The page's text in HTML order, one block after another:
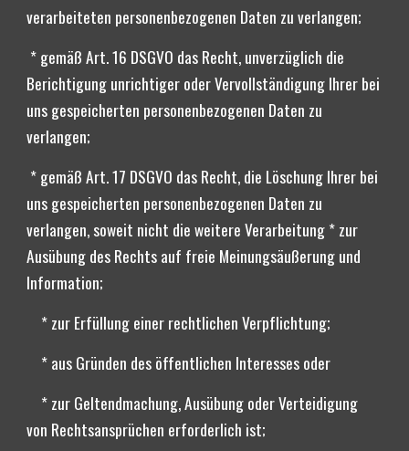
verarbeiteten personenbezogenen Daten zu verlangen;
Berichtigung unrichtiger oder Vervollständigung Ihrer bei
uns gespeicherten personenbezogenen Daten zu
verlangen;
uns gespeicherten personenbezogenen Daten zu
verlangen, soweit nicht die weitere Verarbeitung * zur
Ausübung des Rechts auf freie Meinungsäußerung und
Information;
    * zur Erfüllung einer rechtlichen Verpflichtung;
    * aus Gründen des öffentlichen Interesses oder
von Rechtsansprüchen erforderlich ist;